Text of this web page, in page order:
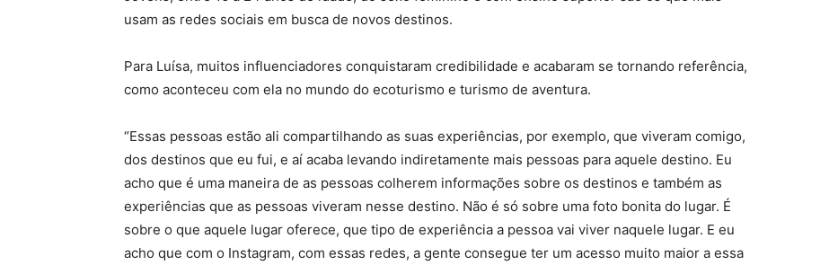
usam as redes sociais em busca de novos destinos.
Para Luísa, muitos influenciadores conquistaram credibilidade e acabaram se tornando referência,
como aconteceu com ela no mundo do ecoturismo e turismo de aventura.
“Essas pessoas estão ali compartilhando as suas experiências, por exemplo, que viveram comigo,
dos destinos que eu fui, e aí acaba levando indiretamente mais pessoas para aquele destino. Eu
acho que é uma maneira de as pessoas colherem informações sobre os destinos e também as
experiências que as pessoas viveram nesse destino. Não é só sobre uma foto bonita do lugar. É
sobre o que aquele lugar oferece, que tipo de experiência a pessoa vai viver naquele lugar. E eu
acho que com o Instagram, com essas redes, a gente consegue ter um acesso muito maior a essa